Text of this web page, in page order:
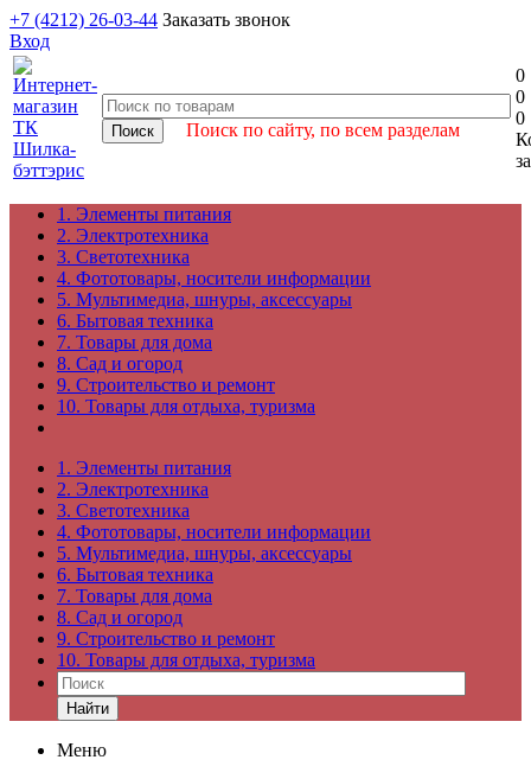
+7 (4212) 26-03-44 Заказать звонок
Вход
Поиск по сайту, по всем разделам
0
0
0
1. Элементы питания
2. Электротехника
3. Светотехника
4. Фототовары, носители информации
5. Мультимедиа, шнуры, аксессуары
6. Бытовая техника
7. Товары для дома
8. Сад и огород
9. Строительство и ремонт
10. Товары для отдыха, туризма
1. Элементы питания
2. Электротехника
3. Светотехника
4. Фототовары, носители информации
5. Мультимедиа, шнуры, аксессуары
6. Бытовая техника
7. Товары для дома
8. Сад и огород
9. Строительство и ремонт
10. Товары для отдыха, туризма
Найти
Меню